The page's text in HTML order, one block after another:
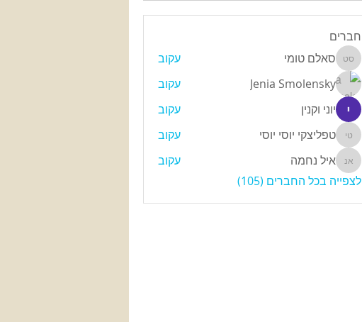
חברים
סאלם טומי
סאלם טומי
עקוב
Jenia Smolensky
עקוב
יוני וקנין
עקוב
טפליצקי יוסי יוסי
טפליצקי יוסי יוסי עקוב
איל נחמה
איל נחמה
עקוב
לצפייה בכל החברים (105)